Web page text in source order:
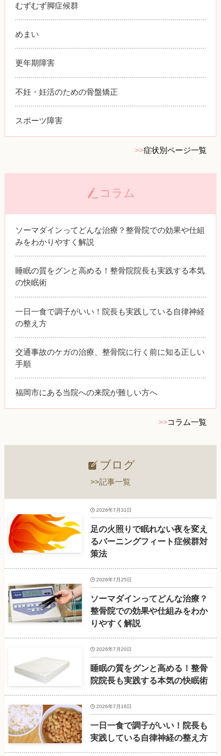
むずむず脚症候群
めまい
更年期障害
不妊・妊活のための骨盤矯正
スポーツ障害
>>症状別ページ一覧
コラム
ソーマダインってどんな治療？整骨院での効果や仕組
みをわかりやすく解説
睡眠の質をグンと高める！整骨院院長も実践する本気
の快眠術
一日一食で調子がいい！院長も実践している自律神経
の整え方
交通事故のケガの治療、整骨院に行く前に知る正しい
手順
福岡市にある当院への来院が難しい方へ
>>コラム一覧
ブログ
>>記事一覧
足の火照りで眠れない夜を変え
るバーニングフィート症候群対
策法
2026年7月31日
ソーマダインってどんな治療？
整骨院での効果や仕組みをわか
りやすく解説
2026年7月25日
睡眠の質をグンと高める！整骨
院院長も実践する本気の快眠術
2026年7月20日
一日一食で調子がいい！院長も
実践している自律神経の整え方
2026年7月16日